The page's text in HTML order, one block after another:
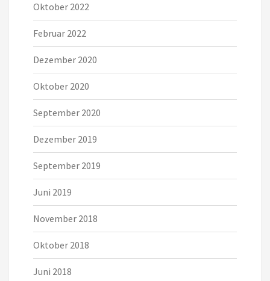
Oktober 2022
Februar 2022
Dezember 2020
Oktober 2020
September 2020
Dezember 2019
September 2019
Juni 2019
November 2018
Oktober 2018
Juni 2018